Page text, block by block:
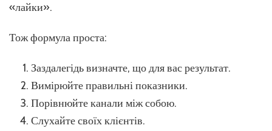
«лайки».
Тож формула проста:
Заздалегідь визначте, що для вас результат.
Вимірюйте правильні показники.
Порівнюйте канали між собою.
Слухайте своїх клієнтів.